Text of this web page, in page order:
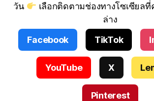
วัน
เลือกติดตามช่องทางโซเซียล
ล่าง
Facebook
TikTok
YouTube X
Pinterest